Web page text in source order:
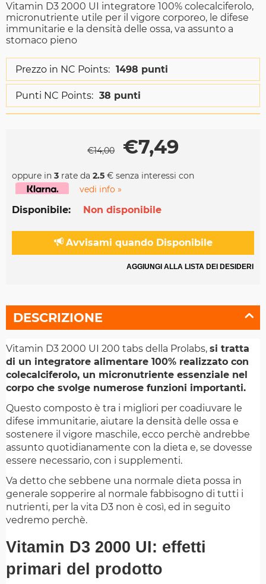
Vitamin D3 2000 UI integratore 100% colecalciferolo,
micronutriente utile per il vigore corporeo, le difese
immunitarie e la densità delle ossa, va assunto a
stomaco pieno
Prezzo in NC Points: 1498 punti
Punti NC Points: 38 punti
€14,00 €7,49
oppure in 3 rate da 2.5 € senza interessi con
vedi info »
Disponibile: Non disponibile
Avvisami quando Disponibile
AGGIUNGI ALLA LISTA DEI DESIDERI
DESCRIZIONE
Vitamin D3 2000 UI 200 tabs della Prolabs, si tratta
di un integratore alimentare 100% realizzato con
colecalciferolo, un micronutriente essenziale nel
corpo che svolge numerose funzioni importanti.
Questo composto è tra i migliori per coadiuvare le
difese immunitarie, aiutare la densità delle ossa e
sostenere il vigore maschile, ecco perchè andrebbe
assunto quotidianamente con la dieta e, se dovesse
essere necessario, con i supplementi.
Va detto che sebbene una normale dieta possa in
generale sopperire al normale fabbisogno di tutti i
nutrienti, per la vita D3 non è così, ed in seguito
vedremo perchè.
Vitamin D3 2000 UI: effetti
primari del prodotto